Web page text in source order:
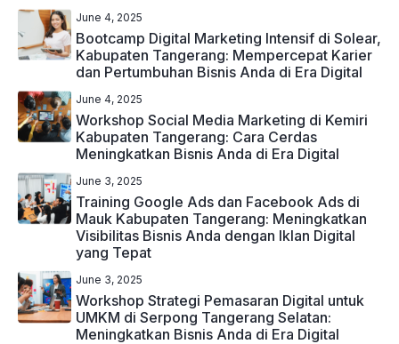
June 4, 2025
Bootcamp Digital Marketing Intensif di Solear,
Kabupaten Tangerang: Mempercepat Karier
dan Pertumbuhan Bisnis Anda di Era Digital
June 4, 2025
Workshop Social Media Marketing di Kemiri
Kabupaten Tangerang: Cara Cerdas
Meningkatkan Bisnis Anda di Era Digital
June 3, 2025
Training Google Ads dan Facebook Ads di
Mauk Kabupaten Tangerang: Meningkatkan
Visibilitas Bisnis Anda dengan Iklan Digital
yang Tepat
June 3, 2025
Workshop Strategi Pemasaran Digital untuk
UMKM di Serpong Tangerang Selatan:
Meningkatkan Bisnis Anda di Era Digital